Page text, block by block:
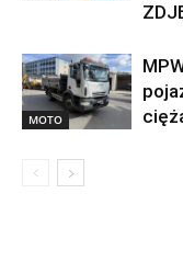
MOTO